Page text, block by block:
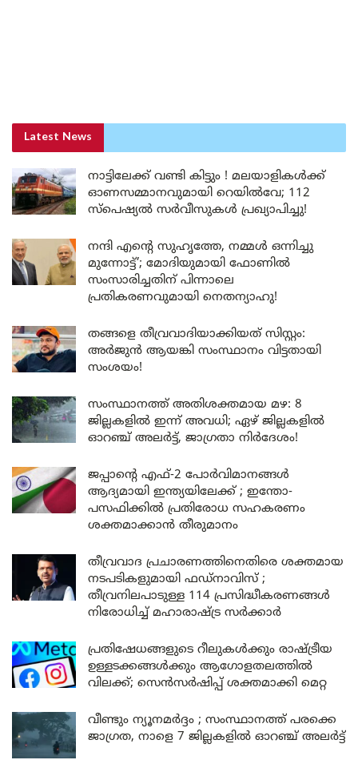
Latest News
നാട്ടിലേക്ക് വണ്ടി കിട്ടും ! മലയാളികൾക്ക്
ഓണസമ്മാനവുമായി റെയിൽവേ; 112
സ്പെഷ്യൽ സർവീസുകൾ പ്രഖ്യാപിച്ചു!
നന്ദി എൻ്റെ സുഹൃത്തേ, നമ്മൾ ഒന്നിച്ചു
മുന്നോട്ട്’; മോദിയുമായി ഫോണിൽ
സംസാരിച്ചതിന് പിന്നാലെ
പ്രതികരണവുമായി നെതന്യാഹു!
തങ്ങളെ തീവ്രവാദിയാക്കിയത് സിസ്റ്റം:
അർജുൻ ആയങ്കി സംസ്ഥാനം വിട്ടതായി
സംശയം!
സംസ്ഥാനത്ത് അതിശക്തമായ മഴ: 8
ജില്ലകളിൽ ഇന്ന് അവധി; ഏഴ് ജില്ലകളിൽ
ഓറഞ്ച് അലർട്ട്, ജാഗ്രതാ നിർദേശം!
ജപ്പാന്റെ എഫ്-2 പോർവിമാനങ്ങൾ
ആദ്യമായി ഇന്ത്യയിലേക്ക് ; ഇന്തോ-
പസഫിക്കിൽ പ്രതിരോധ സഹകരണം
ശക്തമാക്കാൻ തീരുമാനം
തീവ്രവാദ പ്രചാരണത്തിനെതിരെ ശക്തമായ
നടപടികളുമായി ഫഡ്നാവിസ് ;
തീവ്രനിലപാടുള്ള 114 പ്രസിദ്ധീകരണങ്ങൾ
നിരോധിച്ച് മഹാരാഷ്ട്ര സർക്കാർ
പ്രതിഷേധങ്ങളുടെ റീലുകൾക്കും രാഷ്ട്രീയ
ഉള്ളടക്കങ്ങൾക്കും ആഗോളതലത്തിൽ
വിലക്ക്; സെൻസർഷിപ്പ് ശക്തമാക്കി മെറ്റ
വീണ്ടും ന്യൂനമർദ്ദം ; സംസ്ഥാനത്ത് പരക്കെ
ജാഗ്രത, നാളെ 7 ജില്ലകളിൽ ഓറഞ്ച് അലർട്ട്